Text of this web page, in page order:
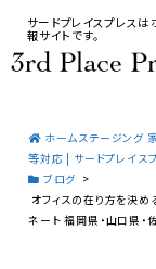
サードプレイスプレス
報サイトです。
ホームステージング
等対応 | サードプレイス
ブログ >
オフィスの在り方を決め
ネート 福岡県・山口県・